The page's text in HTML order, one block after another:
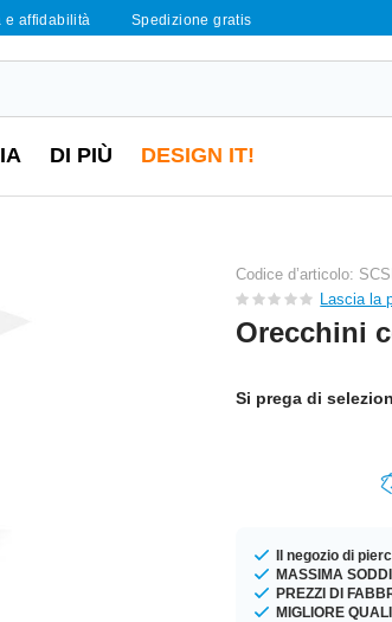
e affidabilità Spedizione gratis
DI PIÙ DESIGN IT!
Codice d’articolo:
Lascia la
Orecchini
Si prega di
Il negozio di
MASSIMA
PREZZI DI
MIGLIORE